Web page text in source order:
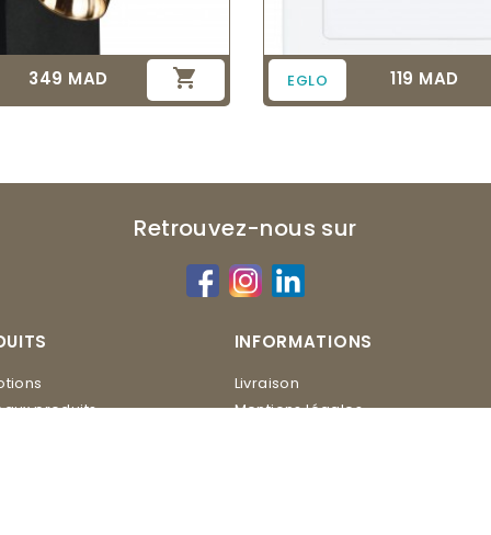
Prix
349 MAD  EGLO Prix
119 MAD
Retrouvez-nous sur
produits
INFORMATIONS
Livraison
Mentions légales